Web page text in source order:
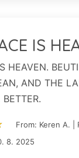
IS
HEAVEN.
AND THE
From: Keren A. |
8. 2025